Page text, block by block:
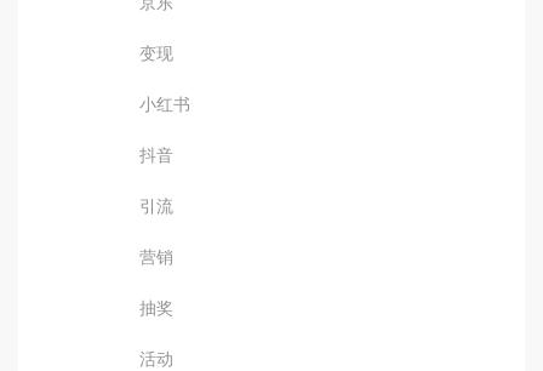
变现
小红书
抖音
引流
营销
抽奖
活动